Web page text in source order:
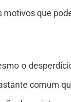
que
o
comum